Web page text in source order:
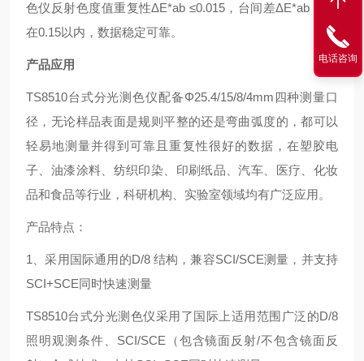
色仪反射色度值重复性ΔE*ab ≤0.015，台间差ΔE*ab 控制
在0.15以内，数据稳定可靠。
产品应用
TS8510台式分光测色仪配备Φ25.4/15/8/4mm四种测量口
径，无论样品表面是规则平整的还是弯曲弧度的，都可以
轻易地测量并得到可靠且重复性很好的数据，在塑胶电
子、油漆涂料、纺织印染、印刷纸品、汽车、医疗、化妆
品和食品等行业，科研机构、实验室领域均有广泛应用。
产品特点：
1、采用国际通用的D/8 结构，兼容SCI/SCE测量，并支持
SCI+SCE同时快速测量
TS8510台式分光测色仪采用了国际上适用范围广泛的D/8
照明观测条件、SCI/SCE（包含镜面反射/不包含镜面反
电话咨询